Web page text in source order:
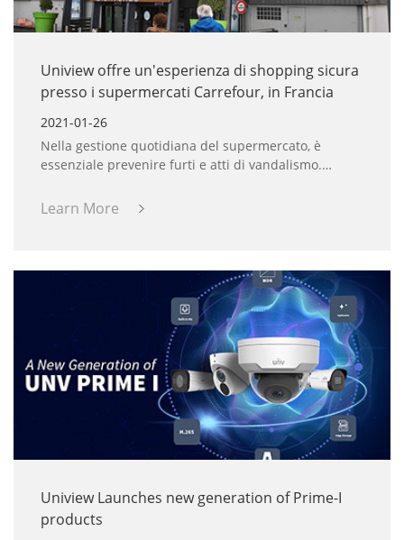
Uniview offre un'esperienza di shopping sicura
presso i supermercati Carrefour, in Francia
2021-01-26
Nella gestione quotidiana del supermercato, è
essenziale prevenire furti e atti di vandalismo.
tempo reale è necessario per prevenire eventuali
Learn More
Uniview Launches new generation of Prime-I
products